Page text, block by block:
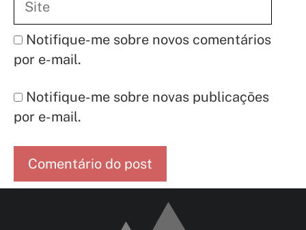
Notifique-me sobre novos comentários
por e-mail.
Notifique-me sobre novas publicações
por e-mail.